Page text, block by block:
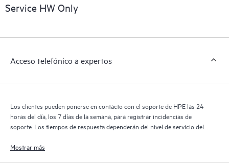
de HPE cubiertos por el servicio HPE Tech Care. Los clientes
distintos productos instalados en sus entornos y cómo
permiten a los clientes realizar determinadas actividades sin
proporcionan, además, un portal de recursos de conocimiento
los recursos de HPE, que impulsan la excelencia de las
operaciones y optimizan el rendimiento, del extremo a la nube.
Service HW Only
Acceso telefónico a expertos
Los clientes pueden ponerse en contacto con el soporte de HPE las 24
horas del día, los 7 días de la semana, para registrar incidencias de
soporte. Los tiempos de respuesta dependerán del nivel de servicio del
Mostrar más